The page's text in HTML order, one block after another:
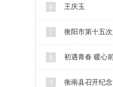
6 王庆玉
7 衡阳市第十五
级代表人选公示
8 初遇青春 暖心
9 衡南县召开纪